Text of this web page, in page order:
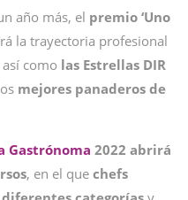
año más, el premio ‘Uno
la trayectoria profesional
como las Estrellas DIR
mejores panaderos de
Gastrónoma 2022 abrirá
, en el que chefs